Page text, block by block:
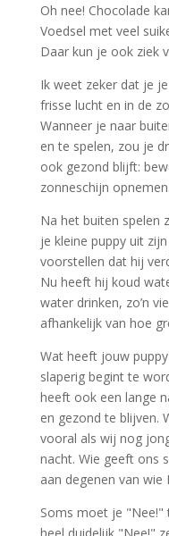
Oh nee! Chocolade
Voedsel met veel
Daar kun je ook ziek
Ik weet zeker dat je
frisse lucht en in de
Wanneer je naar
en te spelen, zou je
ook gezond blijft:
zonneschijn
Na het buiten spelen
je kleine puppy uit
voorstellen dat hij
Nu heeft hij koud
water drinken, zo’n
afhankelijk van hoe
Wat heeft jouw
slaperig begint te
heeft ook een lange
en gezond te blijven.
vooral als wij nog
nacht. Wie geeft ons
aan degenen van wie
Soms moet je "Nee!"